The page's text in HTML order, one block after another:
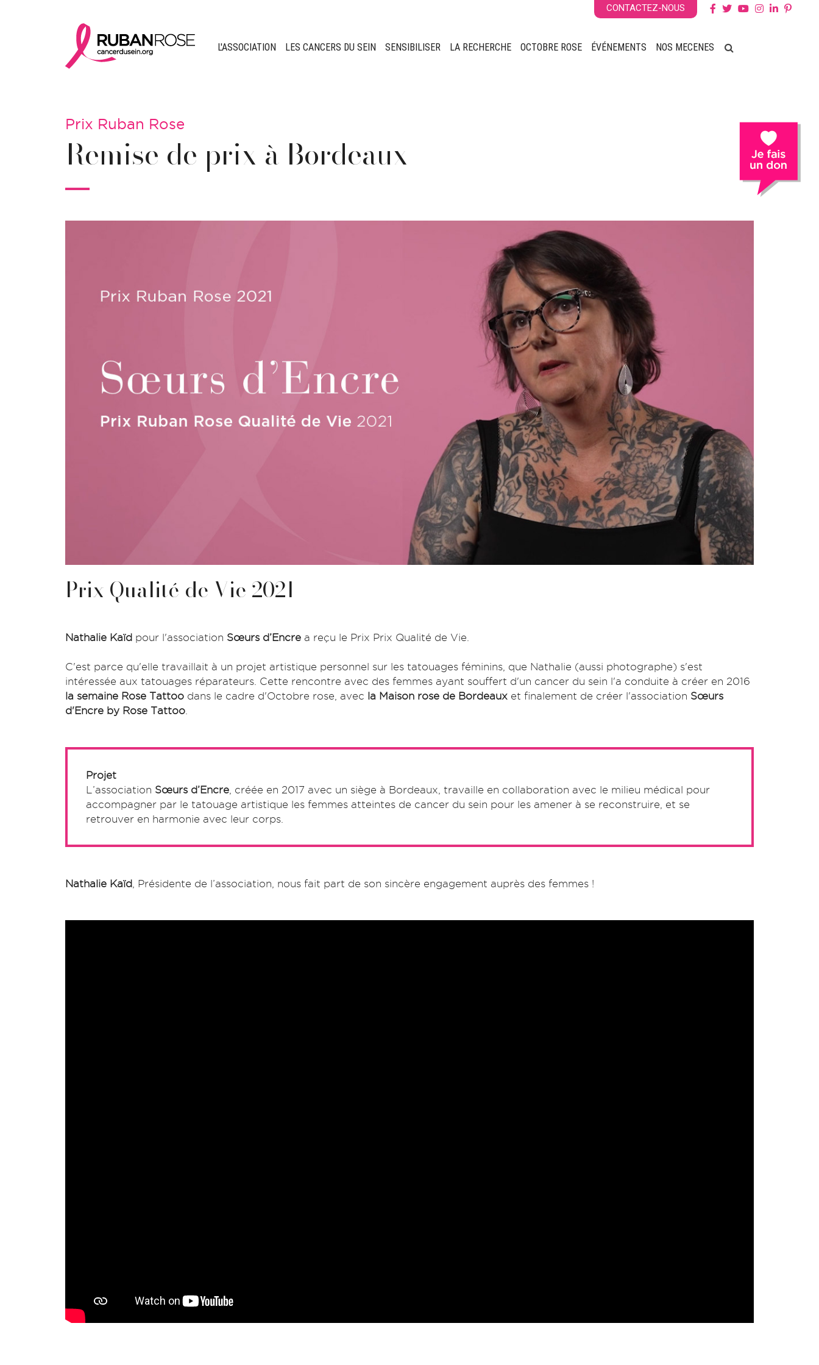
CONTACTEZ-NOUS
L'ASSOCIATION LES CANCERS DU SEIN SENSIBILISER LA RECHERCHE OCTOBRE ROSE ÉVÉNEMENTS NOS MECENES
Prix Ruban Rose
Remise de prix à Bordeaux
Prix Qualité de Vie 2021
Nathalie Kaïd pour l'association Sœurs d’Encre a reçu le Prix Prix Qualité de Vie.
C'est parce qu'elle travaillait à un projet artistique personnel sur les tatouages féminins, que Nathalie (aussi photographe) s'est
intéressée aux tatouages réparateurs. Cette rencontre avec des femmes ayant souffert d'un cancer du sein l'a conduite à créer en 2016
la semaine Rose Tattoo dans le cadre d'Octobre rose, avec la Maison rose de Bordeaux et finalement de créer l'association Sœurs
d'Encre by Rose Tattoo
Projet
L’association Sœurs d’Encre , créée en 2017 avec un siège à Bordeaux, travaille en collaboration avec le milieu médical pour
accompagner par le tatouage artistique les femmes atteintes de cancer du sein pour les amener à se reconstruire, et se
retrouver en harmonie avec leur corps.
Nathalie Kaïd , Présidente de l’association, nous fait part de son sincère engagement auprès des femmes !